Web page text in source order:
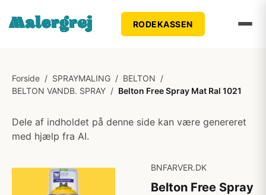
RODEKASSEN
Forside / SPRAYMALING / BELTON /
BELTON VANDB. SPRAY / Belton Free Spray Mat Ral 1021
Dele af indholdet på denne side kan være genereret
med hjælp fra AI.
BNFARVER.DK
Belton Free Spray